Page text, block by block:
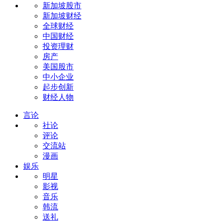
新加坡股市
新加坡财经
全球财经
中国财经
投资理财
房产
美国股市
中小企业
起步创新
财经人物
言论
社论
评论
交流站
漫画
娱乐
明星
影视
音乐
韩流
送礼